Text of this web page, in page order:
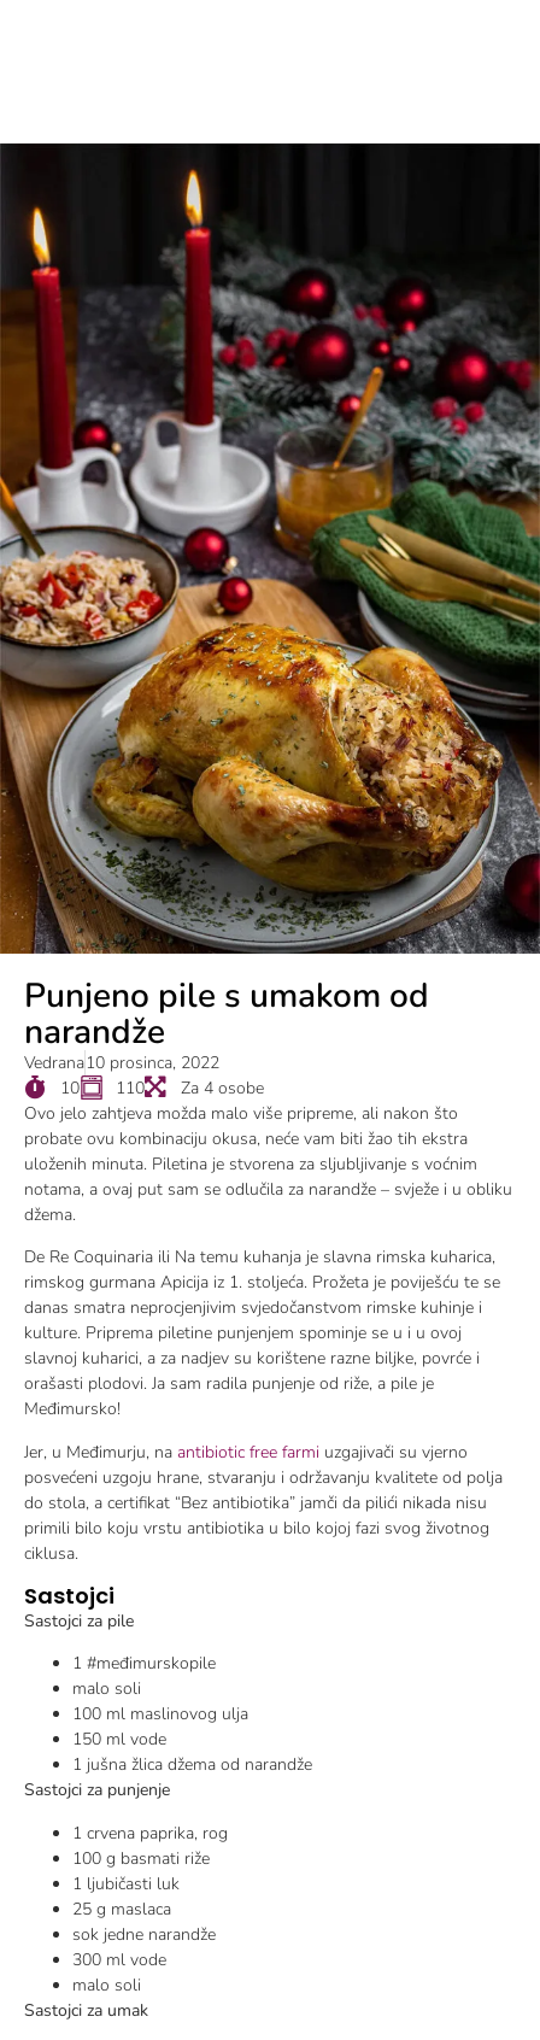
Punjeno pile s umakom od
narandže
Vedrana10 prosinca, 2022
10
110
Za 4 osobe
Ovo jelo zahtjeva možda malo više pripreme, ali nakon što
probate ovu kombinaciju okusa, neće vam biti žao tih ekstra
uloženih minuta. Piletina je stvorena za sljubljivanje s voćnim
notama, a ovaj put sam se odlučila za narandže – svježe i u obliku
džema.
De Re Coquinaria ili Na temu kuhanja je slavna rimska kuharica,
rimskog gurmana Apicija iz 1. stoljeća. Prožeta je poviješću te se
danas smatra neprocjenjivim svjedočanstvom rimske kuhinje i
kulture. Priprema piletine punjenjem spominje se u i u ovoj
slavnoj kuharici, a za nadjev su korištene razne biljke, povrće i
orašasti plodovi. Ja sam radila punjenje od riže, a pile je
Međimursko!
Jer, u Međimurju, na antibiotic free farmi uzgajivači su vjerno
posvećeni uzgoju hrane, stvaranju i održavanju kvalitete od polja
do stola, a certifikat “Bez antibiotika” jamči da pilići nikada nisu
primili bilo koju vrstu antibiotika u bilo kojoj fazi svog životnog
ciklusa.
Sastojci
Sastojci za pile
1 #međimurskopile
malo soli
100 ml maslinovog ulja
150 ml vode
1 jušna žlica džema od narandže
Sastojci za punjenje
1 crvena paprika, rog
100 g basmati riže
1 ljubičasti luk
25 g maslaca
sok jedne narandže
300 ml vode
malo soli
Sastojci za umak